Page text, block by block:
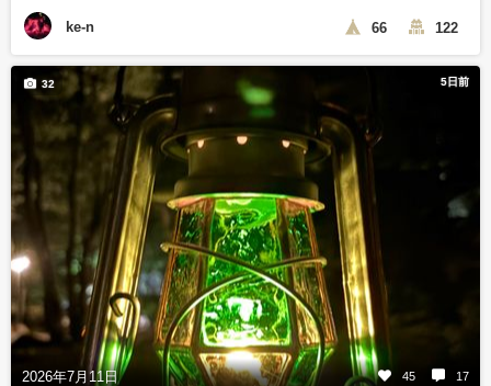
ke-n 66 122
5日前
2026年7月11日 45 17
32